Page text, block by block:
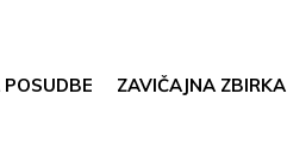
POSUDBE ZAVIČAJNA ZBIRKA